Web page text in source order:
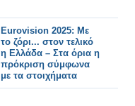
Eurovision 2025: Με
το ζόρι... στον τελικό
η Ελλάδα – Στα όρια η
πρόκριση σύμφωνα
με τα στοιχήματα